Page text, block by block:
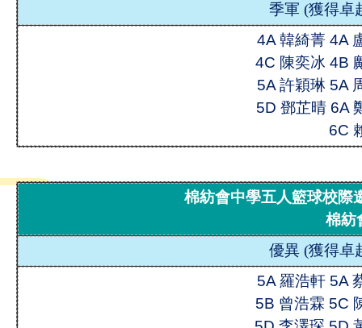
季軍 (獲得卓
4A 韓綺菁 4A
4C 陳奕冰 4B
5A 許穎琳 5A
5D 鄧芷晴 6A
6C
棉紡會中學五人籃球校際
棉紡
優異(獲得卓
5A 羅浩軒 5A
5B 曾浩霖 5C